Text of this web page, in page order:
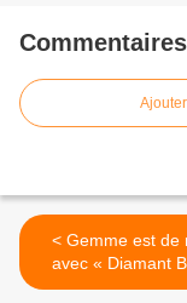
Commentaires
< Gemme est de retour
avec « Diamant